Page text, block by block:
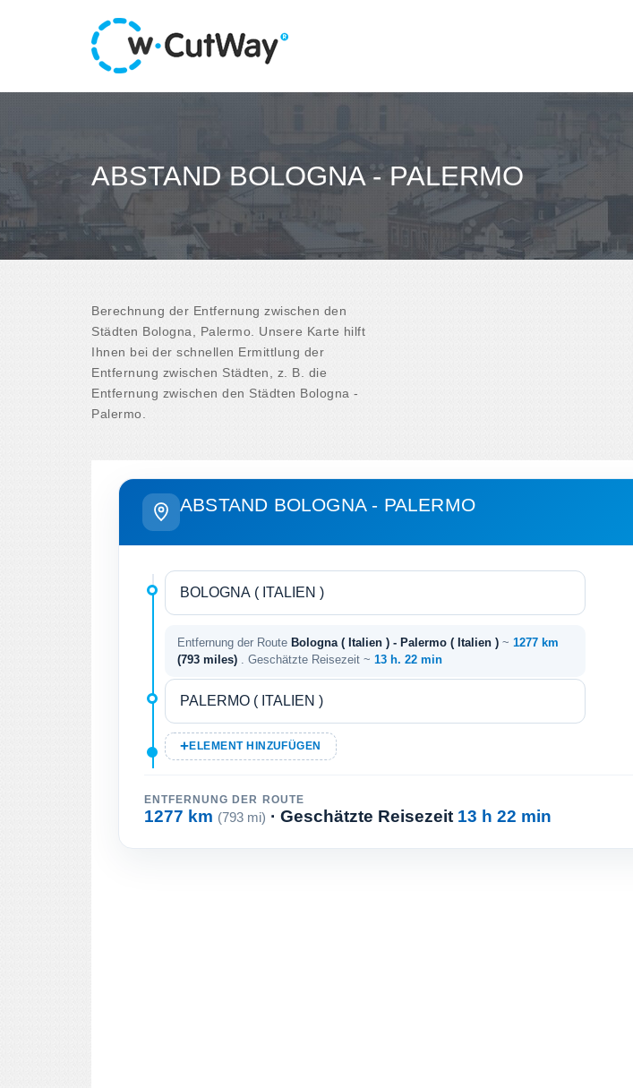
ABSTAND BOLOGNA - PALERMO
Berechnung der Entfernung zwischen den
Städten Bologna, Palermo. Unsere Karte hilft
Ihnen bei der schnellen Ermittlung der
Entfernung zwischen Städten, z. B. die
Entfernung zwischen den Städten Bologna -
Palermo.
ABSTAND BOLOGNA - PALERMO
Entfernung der Route Bologna ( Italien ) - Palermo ( Italien ) ~ 1277 km
(793 miles)
. Geschätzte Reisezeit ~ 13 h. 22 min
ELEMENT HINZUFÜGEN
ENTFERNUNG DER ROUTE
1277 km (793 mi) · Geschätzte Reisezeit 13 h 22 min